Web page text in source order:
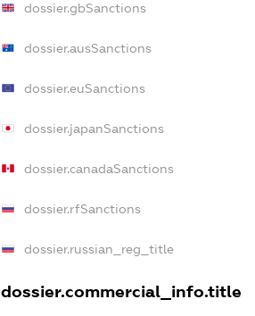
dossier.gbSanctions
dossier.ausSanctions
dossier.euSanctions
dossier.japanSanctions
dossier.canadaSanctions
dossier.rfSanctions
dossier.russian_reg_title
dossier.commercial_info.title